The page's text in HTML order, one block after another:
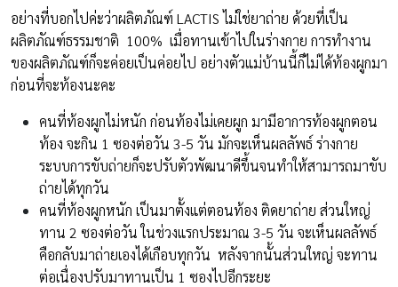
อย่างที่บอกไปค่ะว่าผลิตภัณฑ์ LACTIS ไม่ใช่ยาถ่าย ด้วยที่เป็น
ผลิตภัณฑ์ธรรมชาติ 100% เมื่อทานเข้าไปในร่างกาย การทำงาน
ของผลิตภัณฑ์ก็จะค่อยเป็นค่อยไป อย่างตัวแม่บ้านนี้ก็ไม่ได้ท้องผูกมา
ก่อนที่จะท้องนะคะ
คนที่ท้องผูกไม่หนัก ก่อนท้องไม่เคยผูก มามีอาการท้องผูกตอน
ท้อง จะกิน 1 ซองต่อวัน 3-5 วัน มักจะเห็นผลลัพธ์ ร่างกาย
ระบบการขับถ่ายก็จะปรับตัวพัฒนาดีขึ้นจนทำให้สามารถมาขับ
ถ่ายได้ทุกวัน
คนที่ท้องผูกหนัก เป็นมาตั้งแต่ตอนท้อง ติดยาถ่าย ส่วนใหญ่
ทาน 2 ซองต่อวัน ในช่วงแรกประมาณ 3-5 วัน จะเห็นผลลัพธ์
คือกลับมาถ่ายเองได้เกือบทุกวัน หลังจากนั้นส่วนใหญ่ จะทาน
ต่อเนื่องปรับมาทานเป็น 1 ซองไปอีกระยะ